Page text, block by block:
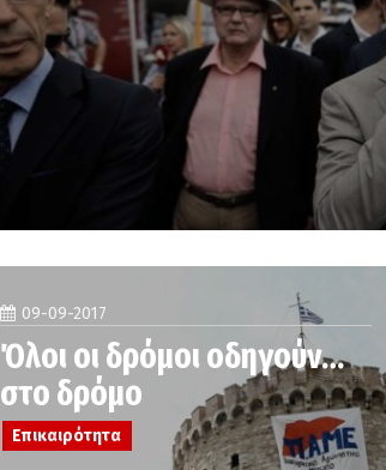
09-09-2017
Όλοι οι δρόμοι οδηγούν…
στο δρόμο
Επικαιρότητα